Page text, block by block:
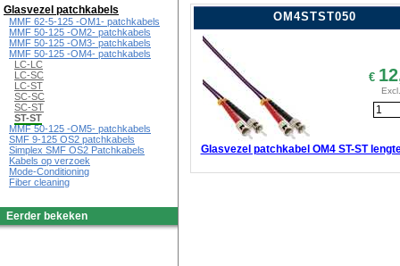
OM4STST050
€
Glasvezel patchkabel OM4 ST-ST
Glasvezel patchkabels
MMF 62-5-125 -OM1- patchkabels
MMF 50-125 -OM2- patchkabels
MMF 50-125 -OM3- patchkabels
MMF 50-125 -OM4- patchkabels
LC-LC
LC-SC
LC-ST
SC-SC
SC-ST
ST-ST
MMF 50-125 -OM5- patchkabels
SMF 9-125 OS2 patchkabels
Simplex SMF OS2 Patchkabels
Kabels op verzoek
Mode-Conditioning
Fiber cleaning
Eerder bekeken